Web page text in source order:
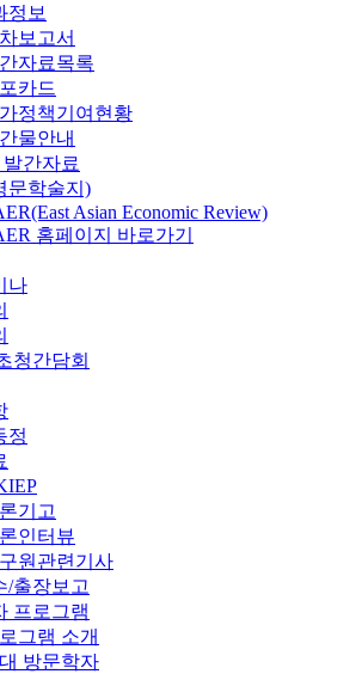
정보
보고서
자료목록
카드
정책기여현황
물안내
발간자료
문학술지)
Asian Economic Review)
홈페이지 바로가기
나
청간담회
정
기고
인터뷰
원관련기사
/출장보고
프로그램
그램 소개
방문학자